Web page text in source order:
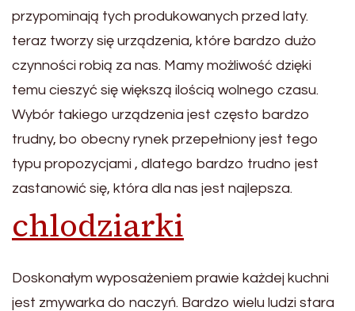
przypominają tych produkowanych przed laty.
teraz tworzy się urządzenia, które bardzo dużo
czynności robią za nas. Mamy możliwość dzięki
temu cieszyć się większą ilością wolnego czasu.
Wybór takiego urządzenia jest często bardzo
trudny, bo obecny rynek przepełniony jest tego
typu propozycjami , dlatego bardzo trudno jest
zastanowić się, która dla nas jest najlepsza.
chlodziarki
Doskonałym wyposażeniem prawie każdej kuchni
jest zmywarka do naczyń. Bardzo wielu ludzi stara